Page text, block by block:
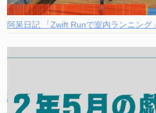
阿呆日記 「Zwift Runで室内ランニング」